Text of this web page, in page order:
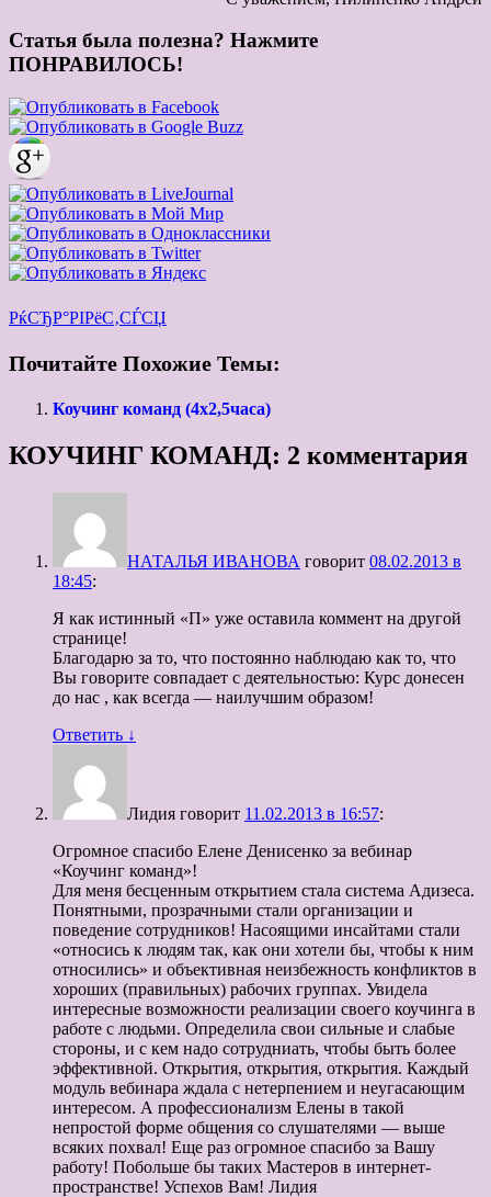
Статья была полезна? Нажмите
ПОНРАВИЛОСЬ!
РќСЂР°РІРёС‚СЃСЏ
Почитайте Похожие Темы:
Коучинг команд (4х2,5часа)
КОУЧИНГ КОМАНД: 2 комментария
НАТАЛЬЯ ИВАНОВА говорит 08.02.2013 в
18:45:
Я как истинный «П» уже оставила коммент на другой
странице!
Благодарю за то, что постоянно наблюдаю как то, что
Вы говорите совпадает с деятельностью: Курс донесен
до нас , как всегда — наилучшим образом!
Ответить ↓
Лидия говорит 11.02.2013 в 16:57:
Огромное спасибо Елене Денисенко за вебинар
«Коучинг команд»!
Для меня бесценным открытием стала система Адизеса.
Понятными, прозрачными стали организации и
поведение сотрудников! Насоящими инсайтами стали
«относись к людям так, как они хотели бы, чтобы к ним
относились» и объективная неизбежность конфликтов в
хороших (правильных) рабочих группах. Увидела
интересные возможности реализации своего коучинга в
работе с людьми. Определила свои сильные и слабые
стороны, и с кем надо сотрудниать, чтобы быть более
эффективной. Открытия, открытия, открытия. Каждый
модуль вебинара ждала с нетерпением и неугасающим
интересом. А профессионализм Елены в такой
непростой форме общения со слушателями — выше
всяких похвал! Еще раз огромное спасибо за Вашу
работу! Побольше бы таких Мастеров в интернет-
пространстве! Успехов Вам! Лидия